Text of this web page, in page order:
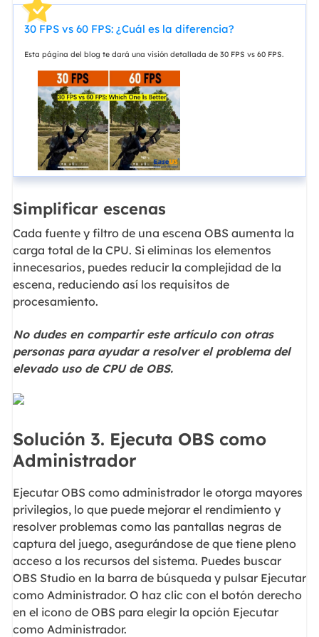
30 FPS vs 60 FPS: ¿Cuál es la diferencia?
Esta página del blog te dará una visión detallada de 30 FPS vs 60 FPS.
Simplificar escenas
Cada fuente y filtro de una escena OBS aumenta la
carga total de la CPU. Si eliminas los elementos
innecesarios, puedes reducir la complejidad de la
escena, reduciendo así los requisitos de
procesamiento.
No dudes en compartir este artículo con otras
personas para ayudar a resolver el problema del
elevado uso de CPU de OBS.
Solución 3. Ejecuta OBS como
Administrador
Ejecutar OBS como administrador le otorga mayores
privilegios, lo que puede mejorar el rendimiento y
resolver problemas como las pantallas negras de
captura del juego, asegurándose de que tiene pleno
acceso a los recursos del sistema. Puedes buscar
OBS Studio en la barra de búsqueda y pulsar Ejecutar
como Administrador. O haz clic con el botón derecho
en el icono de OBS para elegir la opción Ejecutar
como Administrador.